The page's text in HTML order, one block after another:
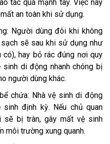
tác quá mạnh tay. Việc này
an toàn khi sử dụng.
Người dùng đôi khi không
sẽ sau khi sử dụng như
hay bỏ rác đúng nơi quy
di động nhanh chóng bị
người dùng khác.
chứa: Nhà vệ sinh di động
định kỳ. Nếu chủ quan
sẽ bị tràn, gây mất vệ sinh
môi trường xung quanh.